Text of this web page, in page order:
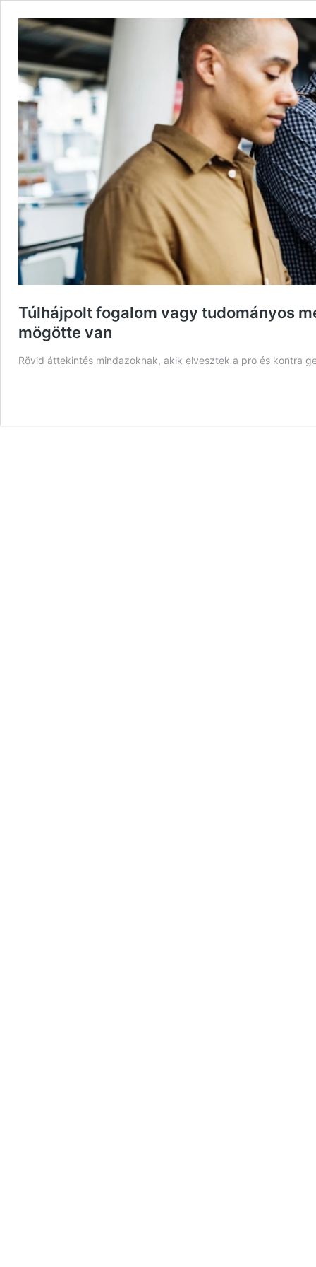
Túlhájpolt fogalom vagy tudományos
mögötte van
Rövid áttekintés mindazoknak, akik elvesztek a pro és kontra